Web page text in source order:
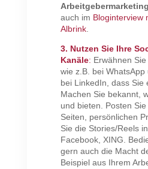
Arbeitgebermarketing
auch im Bloginterview
Albrink.
3. Nutzen Sie Ihre
Kanäle: Erwähnen
wie z.B. bei WhatsApp
bei LinkedIn, dass Sie
Machen Sie bekannt,
und bieten. Posten
Seiten, persönlichen
Sie die Stories/Reels
Facebook, XING.
gern auch die Macht
Beispiel aus Ihrem